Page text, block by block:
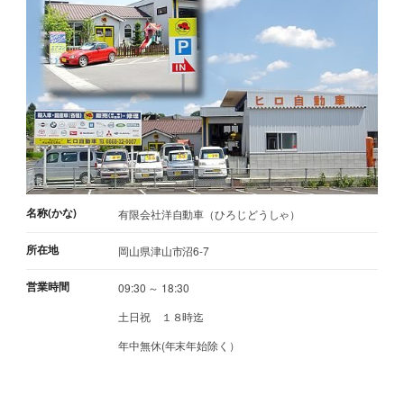
名称(かな) 有限会社洋自動車（ひろじどうしゃ）
所在地 岡山県津山市沼6-7
営業時間
09:30 ～ 18:30
土日祝 １８時迄
年中無休(年末年始除く）